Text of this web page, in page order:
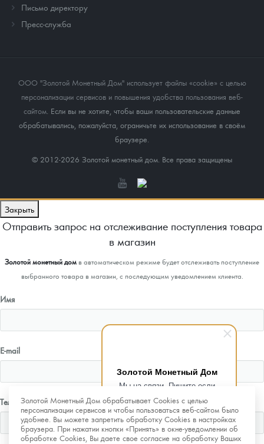
Золотой Монетный Дом
Мы на связи. Пишите если
возникнут любые вопросы.
Рады помочь.
Письмо директору
Пресс-служба
ООО "Золотой Монетный Дом" использует файлы «cookie» с целью
персонализации сервисов и повышения удобства пользования веб-
сайтом. Если вы не хотите, чтобы ваши пользовательские данные
обрабатывались, пожалуйста, ограничьте их использование в своём
браузере.
© 2012-2026 Золотой монетный дом. Все права защищены
Золотой Монетный Дом обрабатывает Cookies с целью
персонализации сервисов и чтобы пользоваться веб-сайтом было
удобнее. Вы можете запретить обработку Cookies в настройках
браузера. При нажатии кнопки «Принять» в окне-уведомлении об
обработке Cookies, Вы даете свое согласие на обработку Ваших
Закрыть
Отправить запрос на отслеживание поступления товара
в магазин
Золотой монетный домв автоматическом режиме будет отслеживать поступление
выбранного товара в магазин, с последующим уведомлением клиента.
Имя
E-mail
Телефон